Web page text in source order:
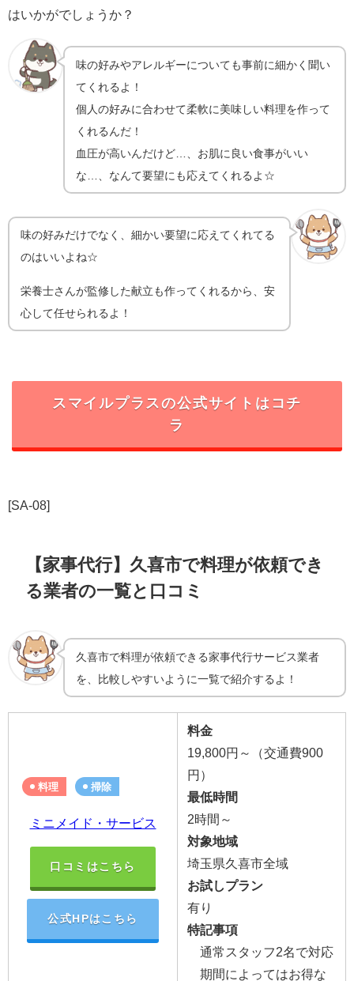
はいかがでしょうか？
味の好みやアレルギーについても事前に細かく聞い
てくれるよ！
個人の好みに合わせて柔軟に美味しい料理を作って
くれるんだ！
血圧が高いんだけど…、お肌に良い食事がいい
な…、なんて要望にも応えてくれるよ☆
味の好みだけでなく、細かい要望に応えてくれてる
のはいいよね☆
栄養士さんが監修した献立も作ってくれるから、安
心して任せられるよ！
スマイルプラスの公式サイトはコチ
ラ
[SA-08]
【家事代行】久喜市で料理が依頼でき
る業者の一覧と口コミ
久喜市で料理が依頼できる家事代行サービス業者
を、比較しやすいように一覧で紹介するよ！
料理 掃除
ミニメイド・サービス
口コミはこちら
公式HPはこちら
料金
19,800円～（交通費900
円）
最低時間
2時間～
対象地域
埼玉県久喜市全域
お試しプラン
有り
特記事項
通常スタッフ2名で対応
期間によってはお得な